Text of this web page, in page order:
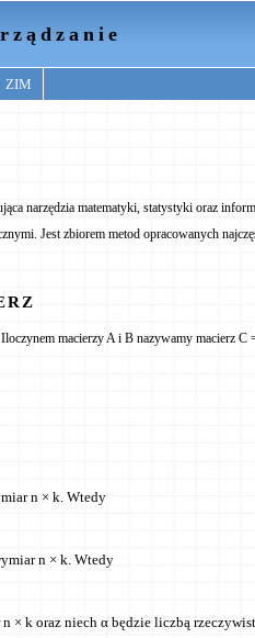
ZIM
narzędzia matematyki, statystyki oraz
Jest zbiorem metod opracowanych
macierzy A i B nazywamy macierz C
n × k. Wtedy
n × k. Wtedy
× k oraz niech α będzie liczbą